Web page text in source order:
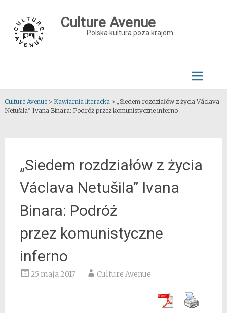
content
Culture Avenue
Polska kultura poza krajem
Culture Avenue> Kawiarnia literacka> „Siedem rozdziałów z życia Václava
Netušila” Ivana Binara: Podróż przez komunistyczne inferno
„Siedem rozdziałów z życia
Václava Netušila” Ivana
Binara: Podróż
przez komunistyczne
inferno
25 maja 2017 Culture Avenue